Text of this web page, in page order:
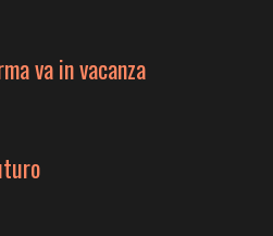
va in vacanza